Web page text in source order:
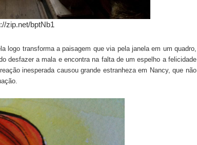
zip.net/bptNb1
logo transforma a paisagem que via pela janela em um quadro,
desfazer a mala e encontra na falta de um espelho a felicidade
inesperada causou grande estranheza em Nancy, que não
.